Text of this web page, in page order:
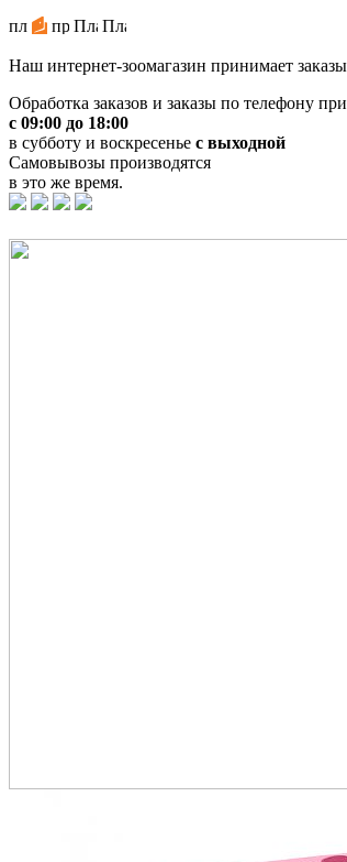
Наш интернет-зоомагазин принимает
Обработка заказов и заказы по телефону
с 09:00 до 18:00
в субботу и воскресенье с выходной
Самовывозы производятся
в это же время.